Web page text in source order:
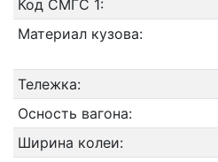
Код СМГС 1:
Материал кузова:
Тележка:
Осность вагона:
Ширина колеи: